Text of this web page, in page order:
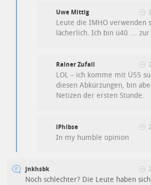
Uwe Mittig
Leute die IMHO verwenden
lächerlich. Ich bin ü40 …
Rainer Zufall
LOL – ich komme mit Ü55
diesen Abkürzungen, bin
Netizen der ersten Stunde.
iPhibse
In my humble opinion
jnkhsbk
Noch schlechter? Die Leute haben